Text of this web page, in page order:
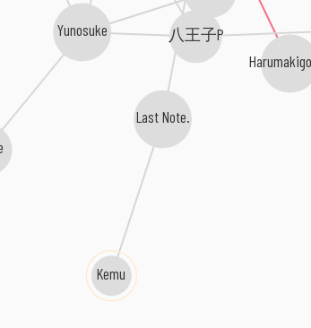
八王子P
Yunosuke
Last Note.
Kemu